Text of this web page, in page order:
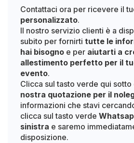
Contattaci ora per ricevere il
personalizzato.
Il nostro servizio clienti è a
subito per fornirti tutte le
hai bisogno e per aiutarti a
allestimento perfetto per il
evento.
Clicca sul tasto verde qui sotto
nostra quotazione per il
informazioni che stavi
clicca sul tasto verde
sinistra e saremo
disposizione.